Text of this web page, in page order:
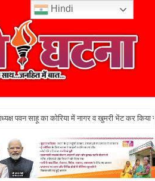
पवन साहू का कोरिया में नागर व खुमरी भेंट कर किया
Hindi